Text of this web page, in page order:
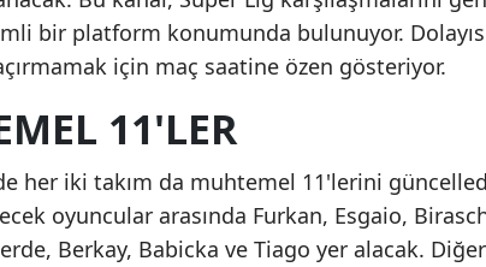
bir platform konumunda bulunuyor.
için maç saatine özen gösteriyor.
11'LER
her iki takım da muhtemel 11'lerini
oyuncular arasında Furkan, Esgaio,
Berkay, Babicka ve Tiago yer alacak.